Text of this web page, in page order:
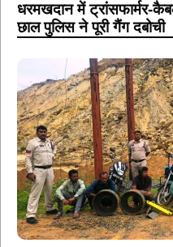
धरमखदान में ट्रांसफार्मर-
छाल पुलिस ने पूरी गैंग दबोची